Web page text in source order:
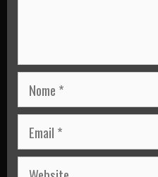
Nome
Email
Website